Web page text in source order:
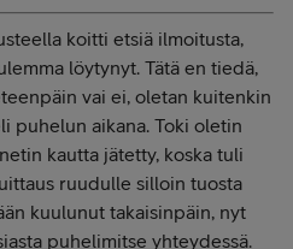
koitti etsiä ilmoitusta,
löytynyt. Tätä en tiedä,
vai ei, oletan kuitenkin
puhelun aikana. Toki oletin
kautta jätetty, koska tuli
ruudulle silloin tuosta
kuulunut takaisinpäin, nyt
puhelimitse yhteydessä.